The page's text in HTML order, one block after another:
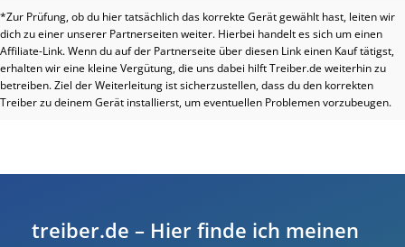
*Zur Prüfung, ob du hier tatsächlich das korrekte Gerät gewählt hast, leiten wir
dich zu einer unserer Partnerseiten weiter. Hierbei handelt es sich um einen
Affiliate-Link. Wenn du auf der Partnerseite über diesen Link einen Kauf tätigst,
erhalten wir eine kleine Vergütung, die uns dabei hilft Treiber.de weiterhin zu
betreiben. Ziel der Weiterleitung ist sicherzustellen, dass du den korrekten
Treiber zu deinem Gerät installierst, um eventuellen Problemen vorzubeugen.
treiber.de – Hier finde ich meinen